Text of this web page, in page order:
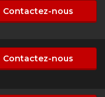
Contactez-nous
Contactez-nous